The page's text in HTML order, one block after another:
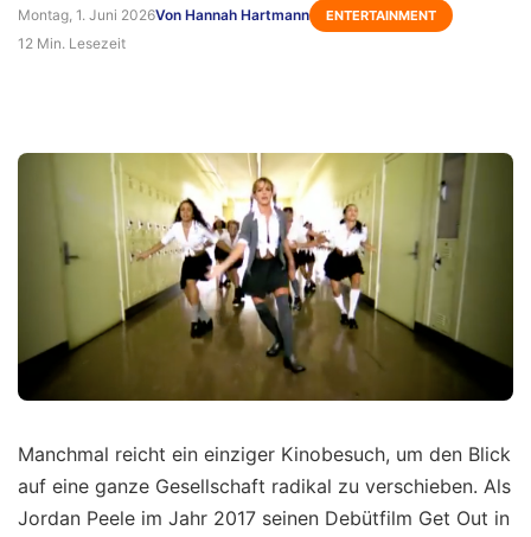
Montag, 1. Juni 2026Von Hannah Hartmann ENTERTAINMENT
12 Min. Lesezeit
Manchmal reicht ein einziger Kinobesuch, um den Blick
auf eine ganze Gesellschaft radikal zu verschieben. Als
Jordan Peele im Jahr 2017 seinen Debütfilm Get Out in